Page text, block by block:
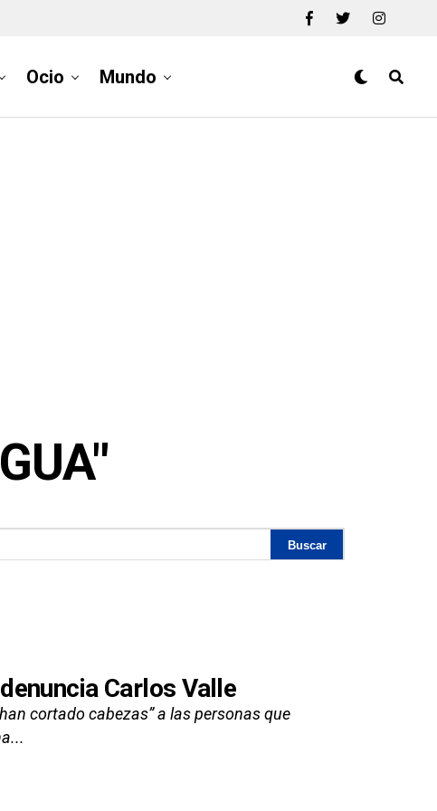
Ocio Mundo
Carlos Valle
cortado cabezas” a las personas que